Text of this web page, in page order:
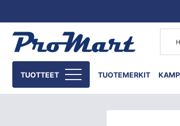
TUOTTEET TUOTEMERKIT